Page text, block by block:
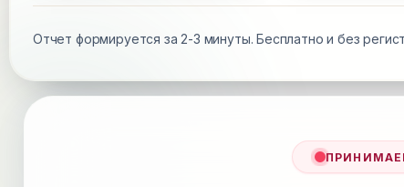
Отчет формируется за 2-3 минуты. Бесплатно и без